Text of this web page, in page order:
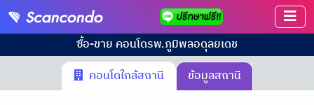
ซื้อ-ขาย คอนโดรพ.ภูมิพลอดุลยเดช
คอนโดใกล้สถานี
ข้อมูลสถานี